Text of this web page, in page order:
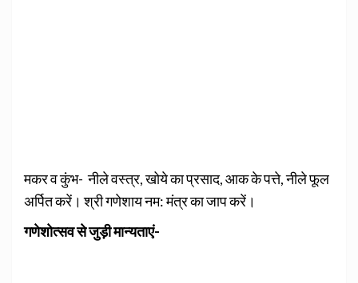
मकर व कुंभ- नीले वस्त्र, खोये का प्रसाद, आक के पत्ते, नीले फूल
अर्पित करें। श्री गणेशाय नम: मंत्र का जाप करें।
गणेशोत्सव से जुड़ी मान्यताएं-